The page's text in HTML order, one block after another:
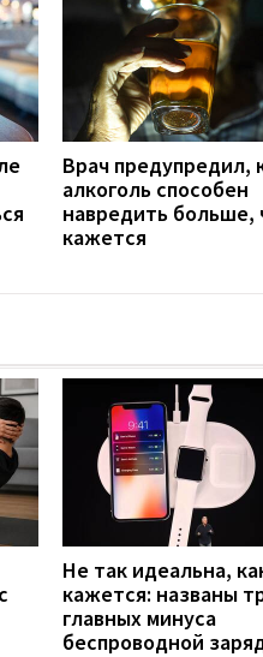
Врач предупредил,
алкоголь способен
навредить больше,
кажется
Не так идеальна,
кажется: названы
главных минуса
беспроводной